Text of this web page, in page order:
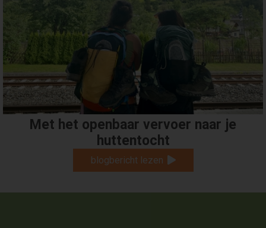
Met het openbaar vervoer naar je
huttentocht
blogbericht lezen